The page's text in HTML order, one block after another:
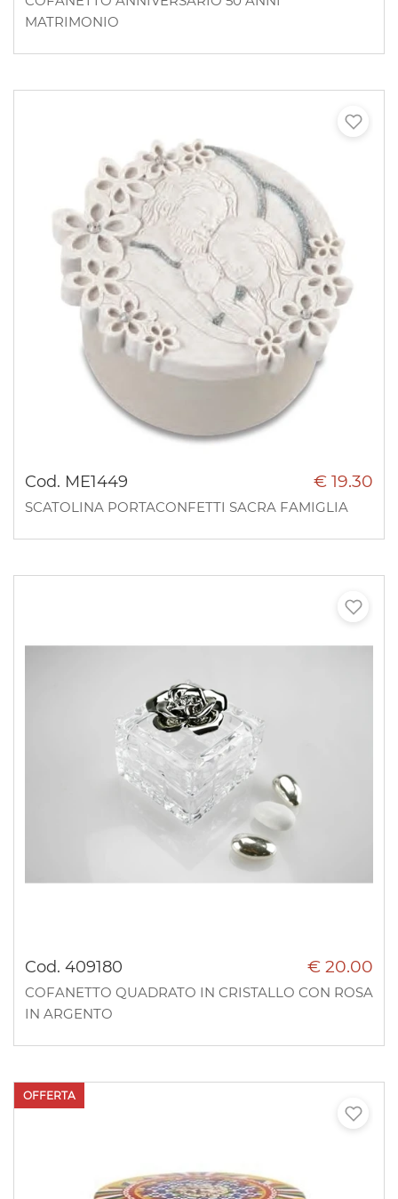
MATRIMONIO
Cod. ME1449 € 19.30
SCATOLINA PORTACONFETTI SACRA FAMIGLIA
Cod. 409180 € 20.00
COFANETTO QUADRATO IN CRISTALLO CON ROSA
IN ARGENTO